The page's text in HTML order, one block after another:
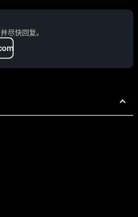
尽快回复。